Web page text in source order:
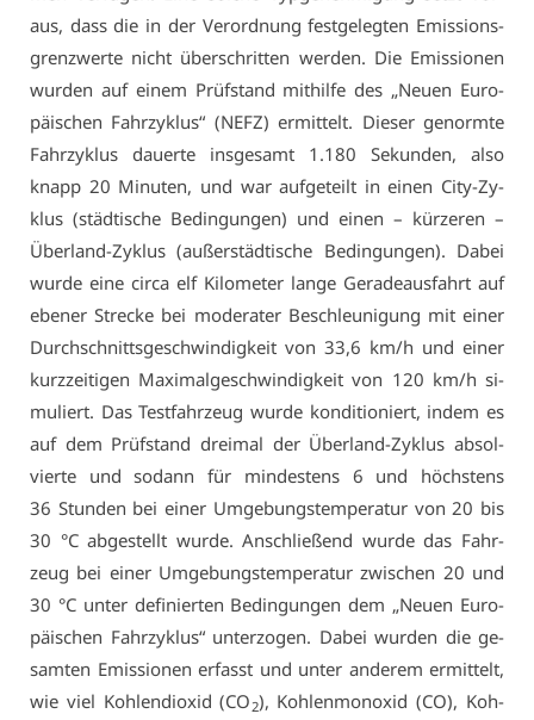
aus, dass die in der Ver­ord­nung fest­ge­leg­ten Emis­si­ons­
grenz­wer­te nicht über­schrit­ten wer­den. Die Emis­sio­nen
wur­den auf ei­nem Prüf­stand mit­hil­fe des „Neu­en Eu­ro­
päi­schen Fahr­zy­klus“ (NEFZ) er­mit­telt. Die­ser ge­norm­te
Fahr­zy­klus dau­er­te ins­ge­samt 1.180 Se­kun­den, al­so
knapp 20 Mi­nu­ten, und war auf­ge­teilt in ei­nen Ci­ty-Zy­
klus (städ­ti­sche Be­din­gun­gen) und ei­nen – kür­ze­ren –
Über­land-Zy­klus (au­ßer­städ­ti­sche Be­din­gun­gen). Da­bei
wur­de ei­ne cir­ca elf Ki­lo­me­ter lan­ge Ge­ra­de­aus­fahrt auf
ebe­ner Stre­cke bei mo­dera­ter Be­schleu­ni­gung mit ei­ner
Durch­schnitts­ge­schwin­dig­keit von 33,6 km/h und ei­ner
kurz­zei­ti­gen Ma­xi­mal­ge­schwin­dig­keit von 120 km/h si­
mu­liert. Das Test­fahr­zeug wur­de kon­di­tio­niert, in­dem es
auf dem Prüf­stand drei­mal der Über­land-Zy­klus ab­sol­
vier­te und so­dann für min­des­tens 6 und höchs­tens
36 Stun­den bei ei­ner Um­ge­bungs­tem­pe­ra­tur von 20 bis
30 °C ab­ge­stellt wur­de. An­schlie­ßend wur­de das Fahr­
zeug bei ei­ner Um­ge­bungs­tem­pe­ra­tur zwi­schen 20 und
30 °C un­ter de­fi­nier­ten Be­din­gun­gen dem „Neu­en Eu­ro­
päi­schen Fahr­zy­klus“ un­ter­zo­gen. Da­bei wur­den die ge­
sam­ten Emis­sio­nen er­fasst und un­ter an­de­rem er­mit­telt,
wie viel Koh­len­di­oxid (CO 2), Koh­len­mon­oxid (CO), Koh­